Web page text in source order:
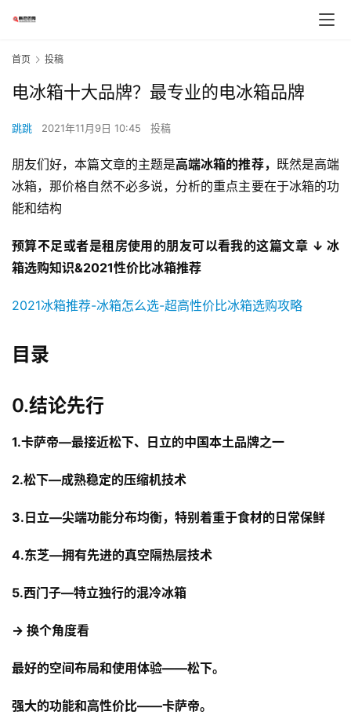
首页 投稿
电冰箱十大品牌？最专业的电冰箱品牌
跳跳 2021年11月9日 10:45 投稿
朋友们好，本篇文章的主题是高端冰箱的推荐， 既然是高端
冰箱，那价格自然不必多说，分析的重点主要在于冰箱的功
能和结构
预算不足或者是租房使用的朋友可以看我的这篇文章 ↓ 冰
箱选购知识&2021性价比冰箱推荐
2021冰箱推荐-冰箱怎么选-超高性价比冰箱选购攻略
目录
0.结论先行
1.卡萨帝—最接近松下、日立的中国本土品牌之一
2.松下—成熟稳定的压缩机技术
3.日立—尖端功能分布均衡，特别着重于食材的日常保鲜
4.东芝—拥有先进的真空隔热层技术
5.西门子—特立独行的混冷冰箱
→ 换个角度看
最好的空间布局和使用体验——松下。
强大的功能和高性价比——卡萨帝。